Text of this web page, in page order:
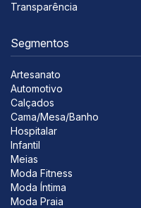
Transparência
Segmentos
Artesanato
Automotivo
Calçados
Cama/Mesa/Banho
Hospitalar
Infantil
Meias
Moda Fitness
Moda Íntima
Moda Praia